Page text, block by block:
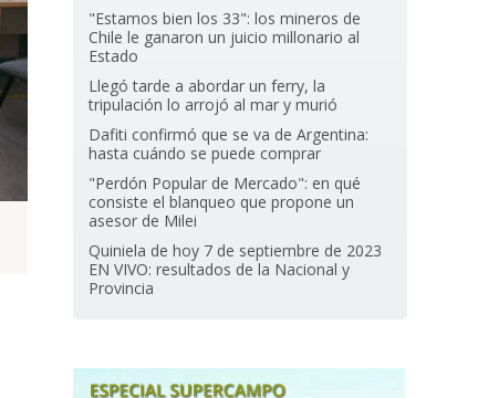
"Estamos bien los 33": los mineros de
Chile le ganaron un juicio millonario al
Estado
Llegó tarde a abordar un ferry, la
tripulación lo arrojó al mar y murió
Dafiti confirmó que se va de Argentina:
hasta cuándo se puede comprar
"Perdón Popular de Mercado": en qué
consiste el blanqueo que propone un
asesor de Milei
Quiniela de hoy 7 de septiembre de 2023
EN VIVO: resultados de la Nacional y
Provincia